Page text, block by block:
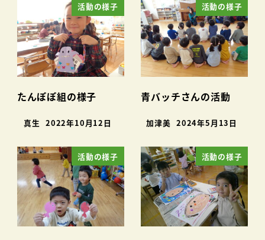
活動の様子
たんぽぽ組の様子
真生 2022年10月12日
活動の様子
青バッチさんの活動
加津美 2024年5月13日
活動の様子 活動の様子